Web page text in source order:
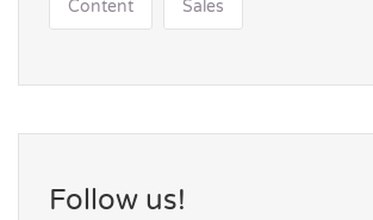
Content Sales
Follow us!